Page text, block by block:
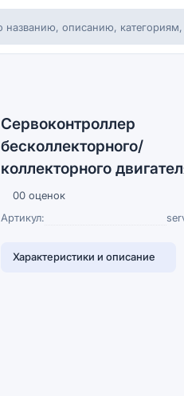
Сервоконтроллер
бесколлекторного/
коллекторного
00 оценок
Артикул:
Характеристики и описание